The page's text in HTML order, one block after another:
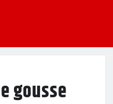
gousse